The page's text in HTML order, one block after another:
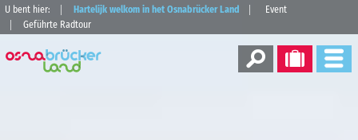
U bent hier: Hartelijk welkom in het Osnabrücker Land
Event
Geführte Radtour